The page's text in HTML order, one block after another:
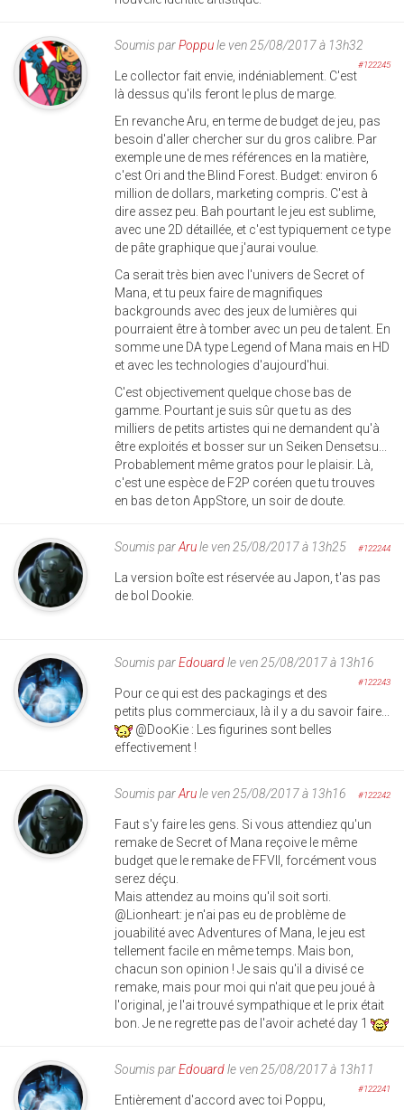
Soumis parPoppule ven 25/08/2017 à 13h32
#122245
Le collector fait envie, indéniablement. C'est
là dessus qu'ils feront le plus de marge.
En revanche Aru, en terme de budget de jeu, pas
besoin d'aller chercher sur du gros calibre. Par
exemple une de mes références en la matière,
c'est Ori and the Blind Forest. Budget: environ 6
million de dollars, marketing compris. C'est à
dire assez peu. Bah pourtant le jeu est sublime,
avec une 2D détaillée, et c'est typiquement ce type
de pâte graphique que j'aurai voulue.
Ca serait très bien avec l'univers de Secret of
Mana, et tu peux faire de magnifiques
backgrounds avec des jeux de lumières qui
pourraient être à tomber avec un peu de talent. En
somme une DA type Legend of Mana mais en HD
et avec les technologies d'aujourd'hui.
C'est objectivement quelque chose bas de
gamme. Pourtant je suis sûr que tu as des
milliers de petits artistes qui ne demandent qu'à
être exploités et bosser sur un Seiken Densetsu...
Probablement même gratos pour le plaisir. Là,
c'est une espèce de F2P coréen que tu trouves
en bas de ton AppStore, un soir de doute.
Soumis parArule ven 25/08/2017 à 13h25 #122244
La version boîte est réservée au Japon, t'as pas
de bol Dookie.
Soumis parEdouardle ven 25/08/2017 à 13h16
#122243
Pour ce qui est des packagings et des
petits plus commerciaux, là il y a du savoir faire...
@DooKie : Les figurines sont belles
effectivement !
Soumis parArule ven 25/08/2017 à 13h16 #122242
Faut s'y faire les gens. Si vous attendiez qu'un
remake de Secret of Mana reçoive le même
budget que le remake de FFVII, forcément vous
serez déçu.
Mais attendez au moins qu'il soit sorti.
@Lionheart: je n'ai pas eu de problème de
jouabilité avec Adventures of Mana, le jeu est
tellement facile en même temps. Mais bon,
chacun son opinion ! Je sais qu'il a divisé ce
remake, mais pour moi qui n'ait que peu joué à
l'original, je l'ai trouvé sympathique et le prix était
bon. Je ne regrette pas de l'avoir acheté day 1
Soumis parEdouardle ven 25/08/2017 à 13h11
#122241
Entièrement d'accord avec toi Poppu,